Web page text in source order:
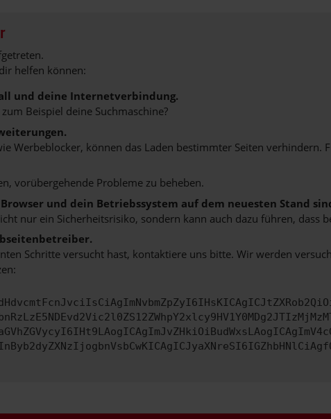
helfen können:
und deine Internetverbindung.
Beispiel deine Suchmaschine?
Werbeblocker, können das Laden bestimmter Seiten
vorübergehende Probleme zu beheben.
und dein Betriebssystem auf dem neuesten Stand
nur ein Sicherheitsrisiko, sondern kann auch dazu führen,
Schritte versucht hast, kontaktiere uns bitte. Wir werden